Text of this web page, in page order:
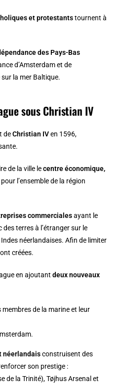
et protestantstournent à
des Pays-Bas
d’Amsterdam et de
la mer Baltique.
sous Christian IV
deChristian IVen 1596,
de la ville lecentre économique,
l’ensemble de la région
commercialesayant le
terres à l’étranger sur le
néerlandaises. Afin de limiter
créées.
en ajoutantdeux nouveaux
membres de la marine et leur
.
néerlandaisconstruisent des
son prestige :
de la Trinité), Tøjhus Arsenal et